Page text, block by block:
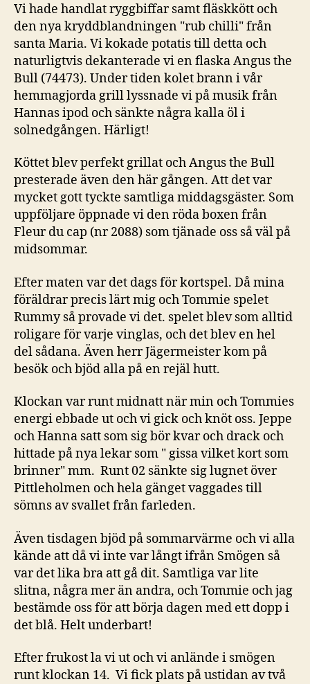
Vi hade handlat ryggbiffar samt fläskkött och
den nya kryddblandningen "rub chilli" från
santa Maria. Vi kokade potatis till detta och
naturligtvis dekanterade vi en flaska Angus the
Bull (74473). Under tiden kolet brann i vår
hemmagjorda grill lyssnade vi på musik från
Hannas ipod och sänkte några kalla öl i
solnedgången. Härligt!
Köttet blev perfekt grillat och Angus the Bull
presterade även den här gången. Att det var
mycket gott tyckte samtliga middagsgäster. Som
uppföljare öppnade vi den röda boxen från
Fleur du cap (nr 2088) som tjänade oss så väl på
midsommar.
Efter maten var det dags för kortspel. Då mina
föräldrar precis lärt mig och Tommie spelet
Rummy så provade vi det. spelet blev som alltid
roligare för varje vinglas, och det blev en hel
del sådana. Även herr Jägermeister kom på
besök och bjöd alla på en rejäl hutt.
Klockan var runt midnatt när min och Tommies
energi ebbade ut och vi gick och knöt oss. Jeppe
och Hanna satt som sig bör kvar och drack och
hittade på nya lekar som " gissa vilket kort som
brinner" mm. Runt 02 sänkte sig lugnet över
Pittleholmen och hela gänget vaggades till
sömns av svallet från farleden.
Även tisdagen bjöd på sommarvärme och vi alla
kände att då vi inte var långt ifrån Smögen så
var det lika bra att gå dit. Samtliga var lite
slitna, några mer än andra, och Tommie och jag
bestämde oss för att börja dagen med ett dopp i
det blå. Helt underbart!
Efter frukost la vi ut och vi anlände i smögen
runt klockan 14. Vi fick plats på ustidan av två